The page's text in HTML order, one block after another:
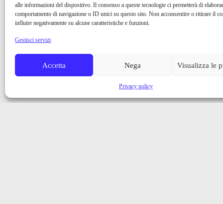
alle informazioni del dispositivo. Il consenso a queste tecnologie ci permetterà di
comportamento di navigazione o ID unici su questo sito. Non acconsentire o ritirare il
influire negativamente su alcune caratteristiche e funzioni.
Gestisci servizi
Accetta Nega Visualizza le
Privacy policy